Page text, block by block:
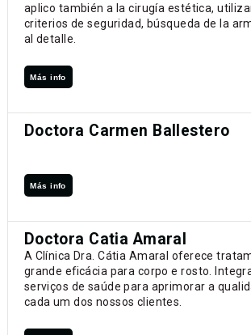
aplico también a la cirugía estética,
criterios de seguridad, búsqueda de la
al detalle.
Más info
Doctora Carmen Ballestero
Más info
Doctora Catia Amaral
A Clínica Dra. Cátia Amaral oferece
grande eficácia para corpo e rosto.
serviços de saúde para aprimorar a
cada um dos nossos clientes.